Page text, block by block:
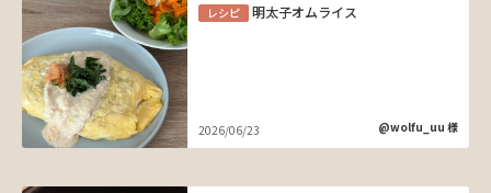
レシピ 明太子オムライス
2026/06/23 @wolfu_uu 様